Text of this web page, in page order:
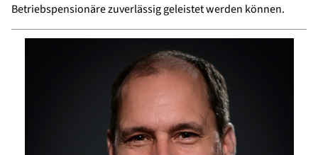
Betriebspensionäre zuverlässig geleistet werden können.